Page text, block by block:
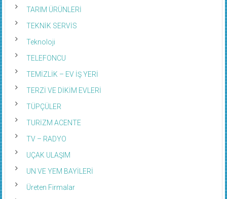
TARIM ÜRÜNLERİ
TEKNİK SERVİS
Teknoloji
TELEFONCU
TEMİZLİK – EV İŞ YERİ
TERZİ VE DİKİM EVLERİ
TÜPÇÜLER
TURİZM ACENTE
TV – RADYO
UÇAK ULAŞIM
UN VE YEM BAYİLERİ
Üreten Firmalar